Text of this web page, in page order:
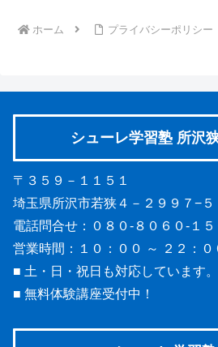
ホーム プライバシーポリシー
シューレ学習塾 所沢
〒３５９－１１５１
埼玉県所沢市若狭４－２９９７−５
電話問合せ：０８０-８０６０-１５
営業時間：１０：００ ～ ２２：０
■ 土・日・祝日も対応しています。
■ 無料体験講座受付中！